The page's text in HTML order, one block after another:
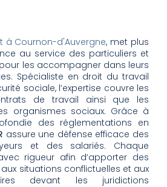
à Cournon-d'Auvergne, met plus
au service des particuliers et
les accompagner dans leurs
Spécialiste en droit du travail
sociale, l’expertise couvre les
de travail ainsi que les
organismes sociaux. Grâce à
des réglementations en
assure une défense efficace des
et des salariés. Chaque
rigueur afin d’apporter des
situations conflictuelles et aux
devant les juridictions